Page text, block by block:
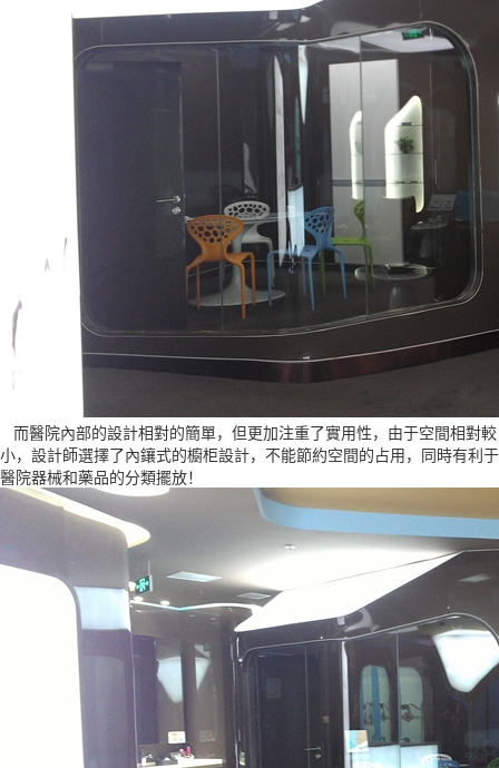
而醫院內部的設計相對的簡單，但更加注重了實用性，由于空間相對較
小，設計師選擇了內鑲式的櫥柜設計，不能節約空間的占用，同時有利于
醫院器械和藥品的分類擺放！